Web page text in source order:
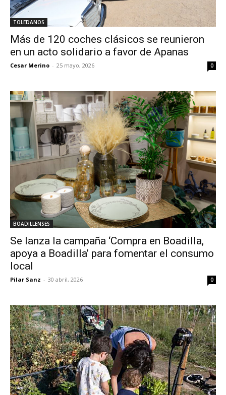
TOLEDANOS
Más de 120 coches clásicos se reunieron
en un acto solidario a favor de Apanas
Cesar Merino - 25 mayo, 2026 0
BOADILLENSES
Se lanza la campaña ‘Compra en Boadilla,
apoya a Boadilla’ para fomentar el consumo
local
Pilar Sanz - 30 abril, 2026 0